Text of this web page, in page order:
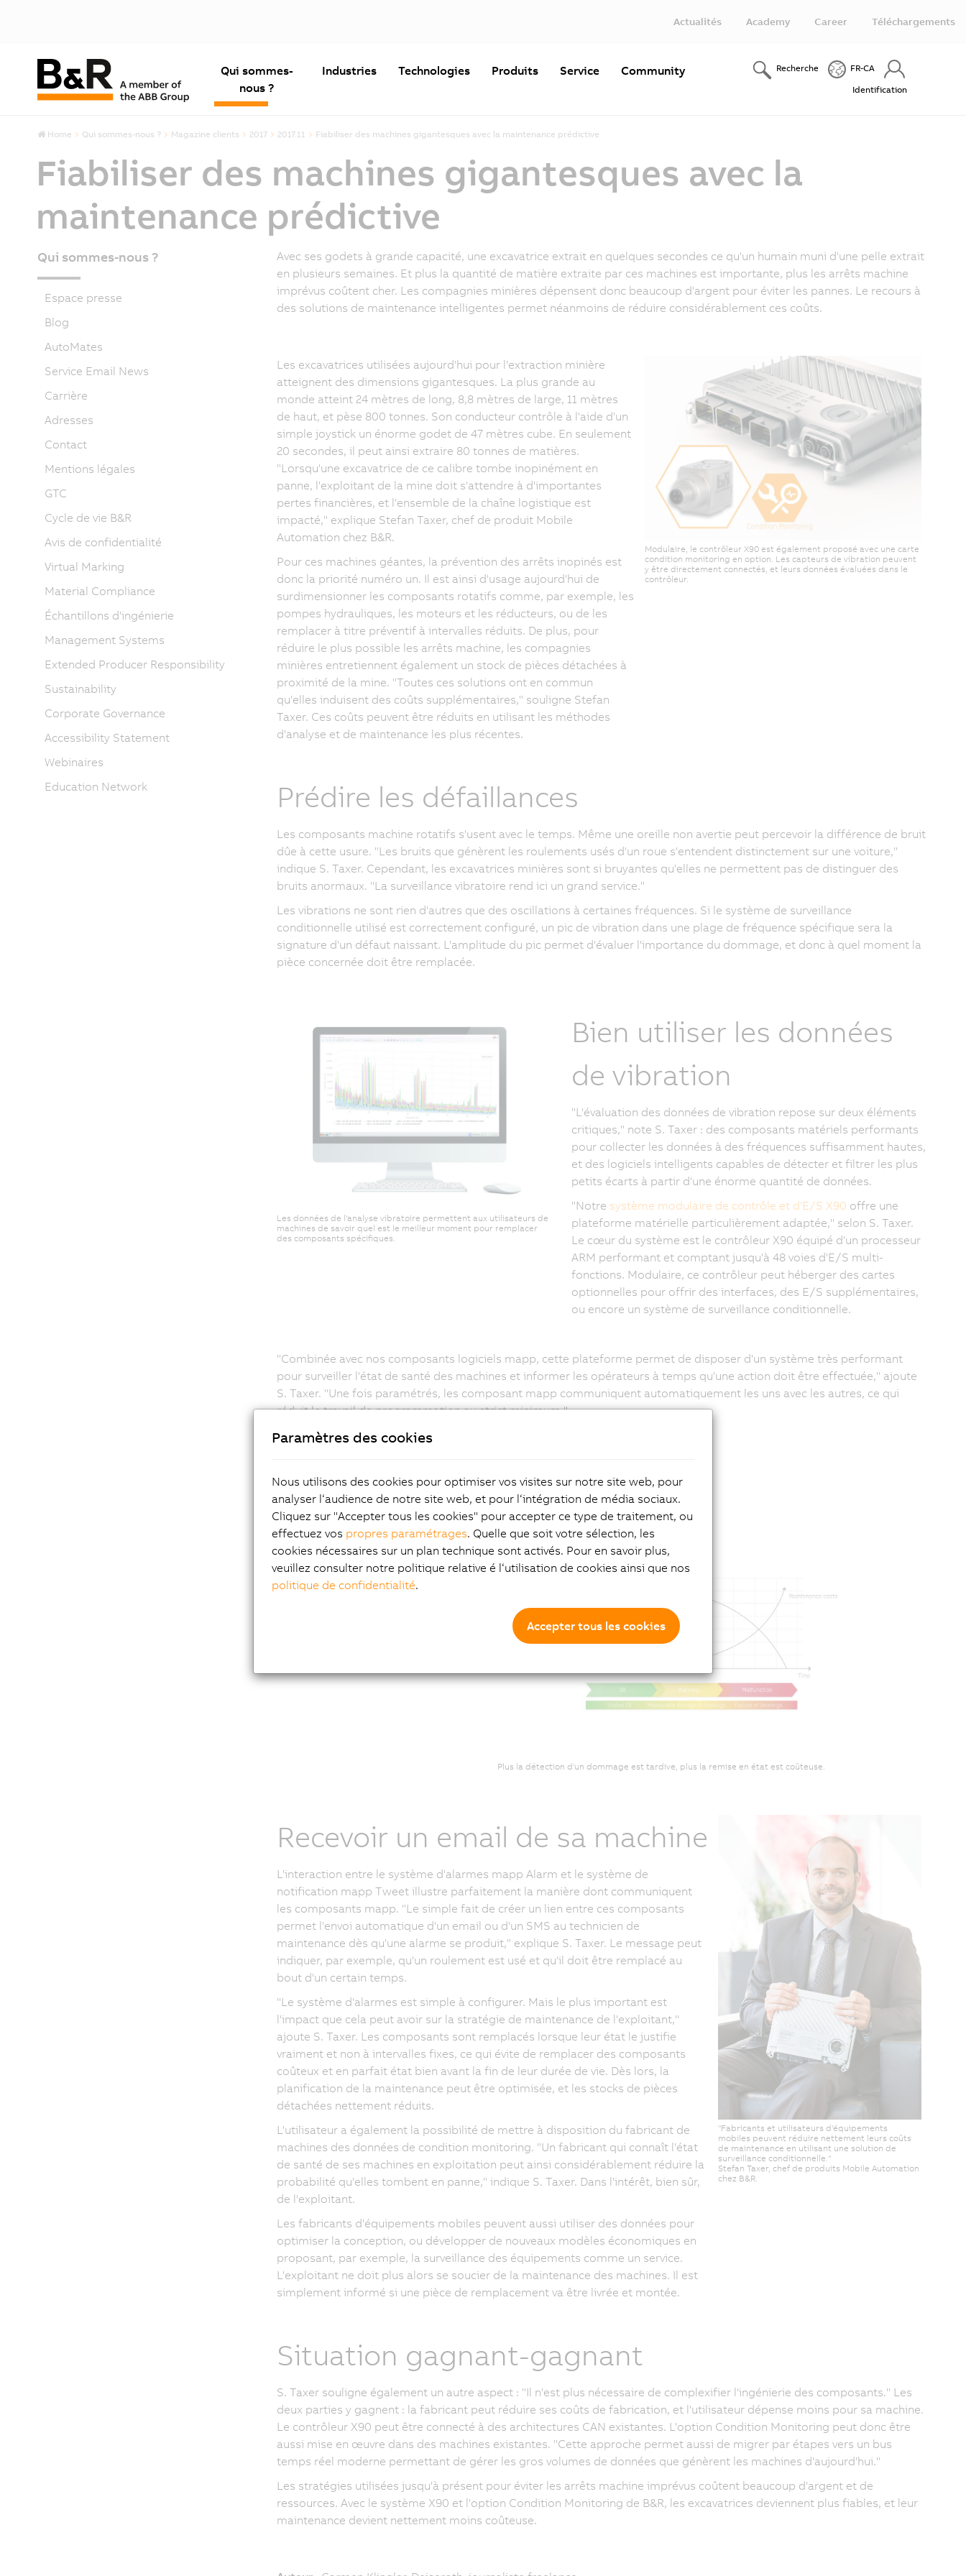
Actualités Academy Career Téléchargements
Qui sommes-
nous ?
Industries Technologies Produits Service Community Recherche FR-CA
Identification
Home Qui sommes-nous ? Magazine clients 2017 2017.11 Fiabiliser des machines gigantesques avec la maintenance prédictive
Fiabiliser des machines gigantesques avec la
maintenance prédictive
Avec ses godets à grande capacité, une excavatrice extrait en quelques secondes ce qu'un humain muni d'une pelle extrait
en plusieurs semaines. Et plus la quantité de matière extraite par ces machines est importante, plus les arrêts machine
imprévus coûtent cher. Les compagnies minières dépensent donc beaucoup d'argent pour éviter les pannes. Le recours à
des solutions de maintenance intelligentes permet néanmoins de réduire considérablement ces coûts.
Les excavatrices utilisées aujourd'hui pour l'extraction minière
atteignent des dimensions gigantesques. La plus grande au
monde atteint 24 mètres de long, 8,8 mètres de large, 11 mètres
de haut, et pèse 800 tonnes. Son conducteur contrôle à l'aide d'un
simple joystick un énorme godet de 47 mètres cube. En seulement
20 secondes, il peut ainsi extraire 80 tonnes de matières.
"Lorsqu'une excavatrice de ce calibre tombe inopinément en
panne, l'exploitant de la mine doit s'attendre à d'importantes
pertes financières, et l'ensemble de la chaîne logistique est
impacté," explique Stefan Taxer, chef de produit Mobile
Automation chez B&R.
Pour ces machines géantes, la prévention des arrêts inopinés est
donc la priorité numéro un. Il est ainsi d'usage aujourd'hui de
surdimensionner les composants rotatifs comme, par exemple, les
pompes hydrauliques, les moteurs et les réducteurs, ou de les
remplacer à titre préventif à intervalles réduits. De plus, pour
réduire le plus possible les arrêts machine, les compagnies
minières entretiennent également un stock de pièces détachées à
proximité de la mine. "Toutes ces solutions ont en commun
qu'elles induisent des coûts supplémentaires," souligne Stefan
Taxer. Ces coûts peuvent être réduits en utilisant les méthodes
d'analyse et de maintenance les plus récentes.
Modulaire, le contrôleur X90 est également proposé avec une carte
condition monitoring en option. Les capteurs de vibration peuvent
y être directement connectés, et leurs données évaluées dans le
contrôleur.
Prédire les défaillances
Les composants machine rotatifs s'usent avec le temps. Même une oreille non avertie peut percevoir la différence de bruit
dûe à cette usure. "Les bruits que génèrent les roulements usés d'un roue s'entendent distinctement sur une voiture,"
indique S. Taxer. Cependant, les excavatrices minières sont si bruyantes qu'elles ne permettent pas de distinguer des
bruits anormaux. "La surveillance vibratoire rend ici un grand service."
Les vibrations ne sont rien d'autres que des oscillations à certaines fréquences. Si le système de surveillance
conditionnelle utilisé est correctement configuré, un pic de vibration dans une plage de fréquence spécifique sera la
signature d'un défaut naissant. L'amplitude du pic permet d'évaluer l'importance du dommage, et donc à quel moment la
pièce concernée doit être remplacée.
Les données de l'analyse vibratoire permettent aux utilisateurs de
machines de savoir quel est le meilleur moment pour remplacer
des composants spécifiques.
Bien utiliser les données
de vibration
"L'évaluation des données de vibration repose sur deux éléments
critiques," note S. Taxer : des composants matériels performants
pour collecter les données à des fréquences suffisamment hautes,
et des logiciels intelligents capables de détecter et filtrer les plus
petits écarts à partir d'une énorme quantité de données.
"Notre système modulaire de contrôle et d'E/S X90 offre une
plateforme matérielle particulièrement adaptée," selon S. Taxer.
Le cœur du système est le contrôleur X90 équipé d'un processeur
ARM performant et comptant jusqu'à 48 voies d'E/S multi-
fonctions. Modulaire, ce contrôleur peut héberger des cartes
optionnelles pour offrir des interfaces, des E/S supplémentaires,
ou encore un système de surveillance conditionnelle.
"Combinée avec nos composants logiciels mapp, cette plateforme permet de disposer d'un système très performant
pour surveiller l'état de santé des machines et informer les opérateurs à temps qu'une action doit être effectuée," ajoute
S. Taxer. "Une fois paramétrés, les composant mapp communiquent automatiquement les uns avec les autres, ce qui
réduit le travail de programmation au strict minimum."
Grâce à l'analyse vibratoire, les plus
petits défauts d'un roulement peuvent
être détectés à un stade précoce.
Plus la détection d'un dommage est tardive, plus la remise en état est coûteuse.
Recevoir un email de sa machine
L'interaction entre le système d'alarmes mapp Alarm et le système de
notification mapp Tweet illustre parfaitement la manière dont communiquent
les composants mapp. "Le simple fait de créer un lien entre ces composants
permet l'envoi automatique d'un email ou d'un SMS au technicien de
maintenance dès qu'une alarme se produit," explique S. Taxer. Le message peut
indiquer, par exemple, qu'un roulement est usé et qu'il doit être remplacé au
bout d'un certain temps.
"Le système d'alarmes est simple à configurer. Mais le plus important est
l'impact que cela peut avoir sur la stratégie de maintenance de l'exploitant,"
ajoute S. Taxer. Les composants sont remplacés lorsque leur état le justifie
vraiment et non à intervalles fixes, ce qui évite de remplacer des composants
coûteux et en parfait état bien avant la fin de leur durée de vie. Dès lors, la
planification de la maintenance peut être optimisée, et les stocks de pièces
détachées nettement réduits.
L'utilisateur a également la possibilité de mettre à disposition du fabricant de
machines des données de condition monitoring. "Un fabricant qui connaît l'état
de santé de ses machines en exploitation peut ainsi considérablement réduire la
probabilité qu'elles tombent en panne," indique S. Taxer. Dans l'intérêt, bien sûr,
de l'exploitant.
Les fabricants d'équipements mobiles peuvent aussi utiliser des données pour
optimiser la conception, ou développer de nouveaux modèles économiques en
proposant, par exemple, la surveillance des équipements comme un service.
L'exploitant ne doit plus alors se soucier de la maintenance des machines. Il est
simplement informé si une pièce de remplacement va être livrée et montée.
"Fabricants et utilisateurs d'équipements
mobiles peuvent réduire nettement leurs coûts
de maintenance en utilisant une solution de
surveillance conditionnelle."
Stefan Taxer, chef de produits Mobile Automation
chez B&R.
Situation gagnant-gagnant
S. Taxer souligne également un autre aspect : "Il n'est plus nécessaire de complexifier l'ingénierie des composants." Les
deux parties y gagnent : la fabricant peut réduire ses coûts de fabrication, et l'utilisateur dépense moins pour sa machine.
Le contrôleur X90 peut être connecté à des architectures CAN existantes. L'option Condition Monitoring peut donc être
aussi mise en œuvre dans des machines existantes. "Cette approche permet aussi de migrer par étapes vers un bus
temps réel moderne permettant de gérer les gros volumes de données que génèrent les machines d'aujourd'hui."
Les stratégies utilisées jusqu'à présent pour éviter les arrêts machine imprévus coûtent beaucoup d'argent et de
ressources. Avec le système X90 et l'option Condition Monitoring de B&R, les excavatrices deviennent plus fiables, et leur
maintenance devient nettement moins coûteuse.
Qui sommes-nous ?
Espace presse
Blog
AutoMates
Service Email News
Carrière
Adresses
Contact
Mentions légales
GTC
Cycle de vie B&R
Avis de confidentialité
Virtual Marking
Material Compliance
Échantillons d'ingénierie
Management Systems
Extended Producer Responsibility
Sustainability
Corporate Governance
Accessibility Statement
Webinaires
Education Network
Paramètres des cookies
Nous utilisons des cookies pour optimiser vos visites sur notre site web, pour
analyser l‘audience de notre site web, et pour l‘intégration de média sociaux.
Cliquez sur "Accepter tous les cookies" pour accepter ce type de traitement, ou
effectuez vos propres paramétrages. Quelle que soit votre sélection, les
cookies nécessaires sur un plan technique sont activés. Pour en savoir plus,
veuillez consulter notre politique relative é l‘utilisation de cookies ainsi que nos
politique de confidentialité.
Accepter tous les cookies